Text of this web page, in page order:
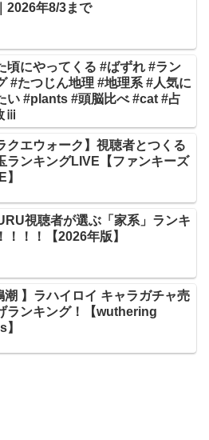
2026年8/3まで
頃にやってくる #ばずれ #ラン
#たつじん地理 #地理系 #人気に
い #plants #頭脳比べ #cat #占
ⅲ
クエウォーク】視聴者とつくる
ランキングLIVE【ファンキーズ
】
視聴者が選ぶ「家系」ランキ
！！！【2026年版】
潮 】ラハイロイ キャラガチャ売
ランキング！【wuthering